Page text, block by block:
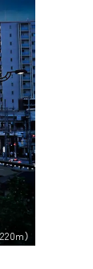
）